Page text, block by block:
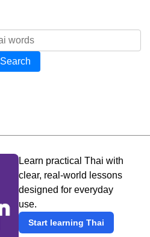
Search
Learn practical Thai with
clear, real-world lessons
designed for everyday
use.
Start learning Thai